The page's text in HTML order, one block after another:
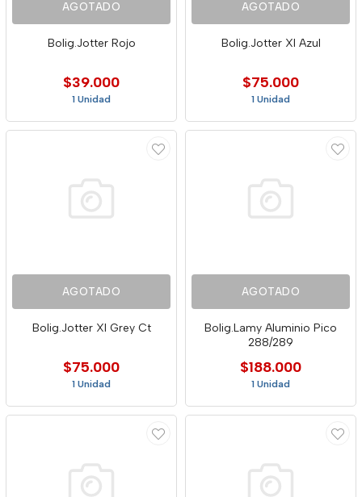
AGOTADO
Bolig.Jotter Rojo
$39.000
1 Unidad
AGOTADO
Bolig.Jotter Xl Azul
$75.000
1 Unidad
AGOTADO
Bolig.Jotter Xl Grey Ct
$75.000
1 Unidad
AGOTADO
Bolig.Lamy Aluminio Pico
288/289
$188.000
1 Unidad